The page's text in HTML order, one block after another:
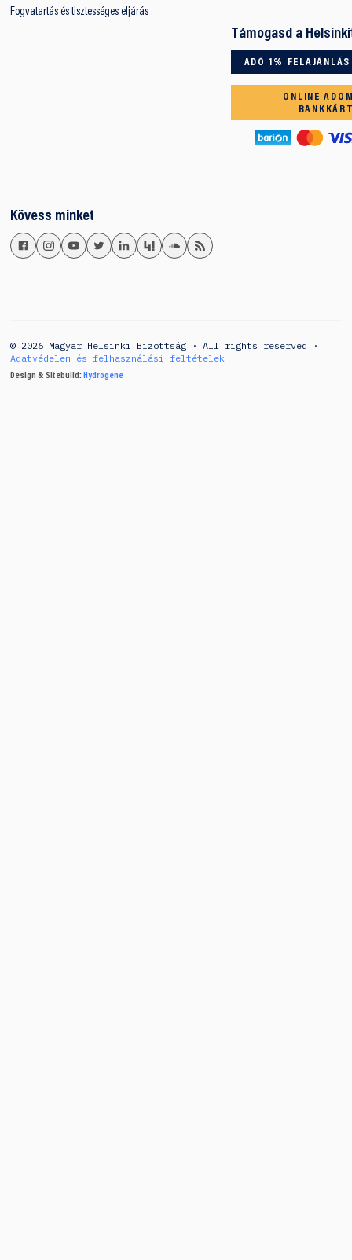
Fogvatartás és tisztességes eljárás
Támogasd a
ADÓ 1% FELAJÁNLÁS
ONLINE
Kövess minket
© 2026 Magyar Helsinki Bizottság · All rights reserved ·
Adatvédelem és felhasználási feltételek
Design & Sitebuild: Hydrogene